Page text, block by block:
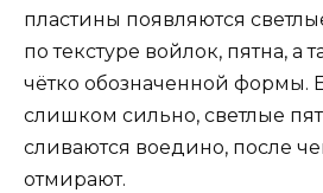
пластины появляются
по текстуре войлок, пятна, а
чётко обозначенной формы.
слишком сильно, светлые
сливаются воедино, после
отмирают.